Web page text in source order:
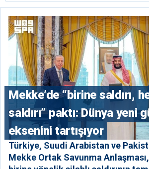
Mekke’de “birine saldırı,
saldırı” paktı: Dünya yeni
eksenini tartışıyor
Türkiye, Suudi Arabistan ve
Mekke Ortak Savunma